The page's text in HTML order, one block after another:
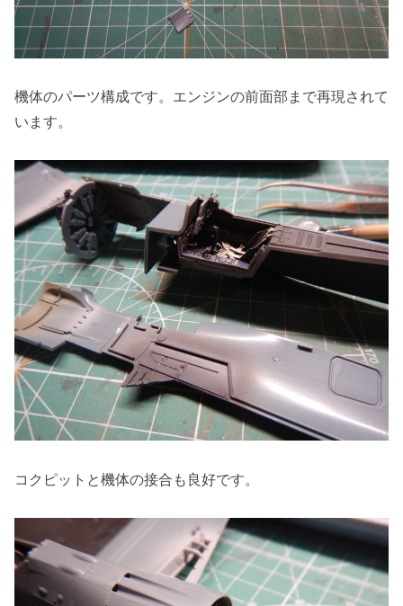
機体のパーツ構成です。エンジンの前面部まで再現されて
います。
コクピットと機体の接合も良好です。